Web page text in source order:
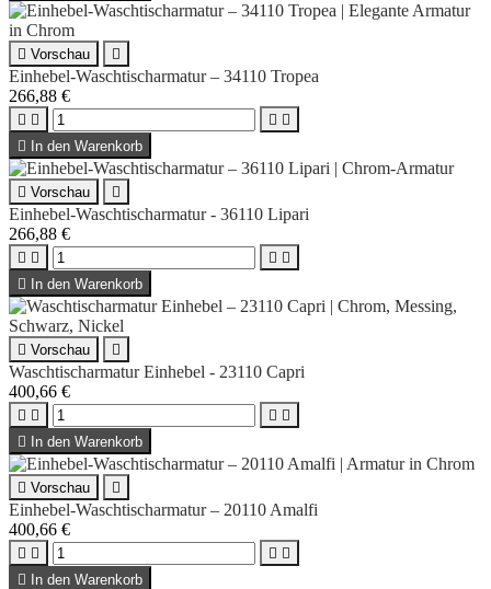
 Vorschau 
Einhebel-Waschtischarmatur – 34110 Tropea
266,88 €
   
 In den Warenkorb
 Vorschau 
Einhebel-Waschtischarmatur - 36110 Lipari
266,88 €
   
 In den Warenkorb
 Vorschau 
Waschtischarmatur Einhebel - 23110 Capri
400,66 €
   
 In den Warenkorb
 Vorschau 
Einhebel-Waschtischarmatur – 20110 Amalfi
400,66 €
   
 In den Warenkorb